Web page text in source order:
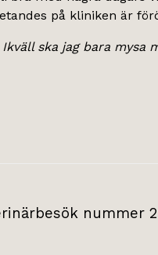
på kliniken är
Ikväll ska jag bara mysa
nummer